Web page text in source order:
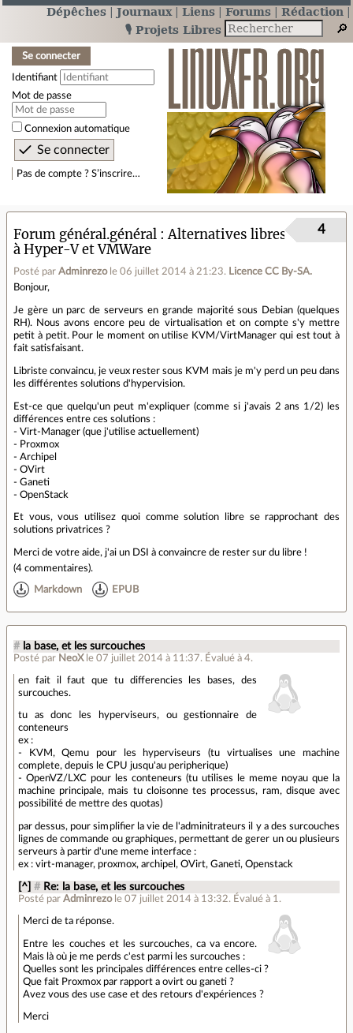
Dépêches Journaux Liens Forums
Rédaction
🎙️ Projets Libres
Se connecter
Identifiant
Mot de passe
Connexion automatique
Pas de compte ? S’inscrire…
Forum général.général
Alternatives libres
à Hyper-V et VMWare
Posté par Adminrezo le 06 juillet 2014 à 21:23. Licence CC By‑SA.
4
Bonjour,
Je gère un parc de serveurs en grande majorité sous Debian (quelques
RH). Nous avons encore peu de virtualisation et on compte s'y mettre
petit à petit. Pour le moment on utilise KVM/VirtManager qui est tout à
fait satisfaisant.
Libriste convaincu, je veux rester sous KVM mais je m'y perd un peu dans
les différentes solutions d'hypervision.
Est-ce que quelqu'un peut m'expliquer (comme si j'avais 2 ans 1/2) les
différences entre ces solutions :
- Virt-Manager (que j'utilise actuellement)
- Proxmox
- Archipel
- OVirt
- Ganeti
- OpenStack
Et vous, vous utilisez quoi comme solution libre se rapprochant des
solutions privatrices ?
Merci de votre aide, j'ai un DSI à convaincre de rester sur du libre !
(4 commentaires).
Markdown EPUB
# la base, et les surcouches
Posté par NeoX le 07 juillet 2014 à 11:37. Évalué à 4.
en fait il faut que tu differencies les bases, des
surcouches.
tu as donc les hyperviseurs, ou gestionnaire de
conteneurs
ex :
- KVM, Qemu pour les hyperviseurs (tu virtualises une machine
complete, depuis le CPU jusqu'au peripherique)
- OpenVZ/LXC pour les conteneurs (tu utilises le meme noyau que la
machine principale, mais tu cloisonne tes processus, ram, disque avec
possibilité de mettre des quotas)
par dessus, pour simplifier la vie de l'adminitrateurs il y a des surcouches
lignes de commande ou graphiques, permettant de gerer un ou plusieurs
serveurs à partir d'une meme interface :
ex : virt-manager, proxmox, archipel, OVirt, Ganeti, Openstack
[^] # Re: la base, et les surcouches
Posté parAdminrezo le 07 juillet 2014 à 13:32. Évalué à 1 .
Merci de ta réponse.
Entre les couches et les surcouches, ca va encore.
Mais là où je me perds c'est parmi les surcouches :
Quelles sont les principales différences entre celles-ci ?
Que fait Proxmox par rapport a ovirt ou ganeti ?
Avez vous des use case et des retours d'expériences ?
Merci